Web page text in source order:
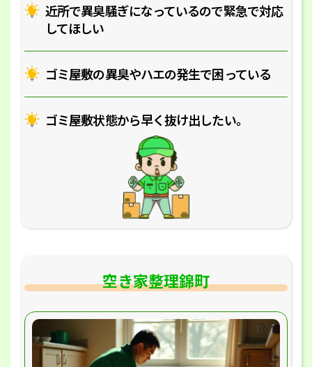
近所で異臭騒ぎになっているので緊急で対応
してほしい
ゴミ屋敷の異臭やハエの発生で困っている
ゴミ屋敷状態から早く抜け出したい｡
空き家整理錦町